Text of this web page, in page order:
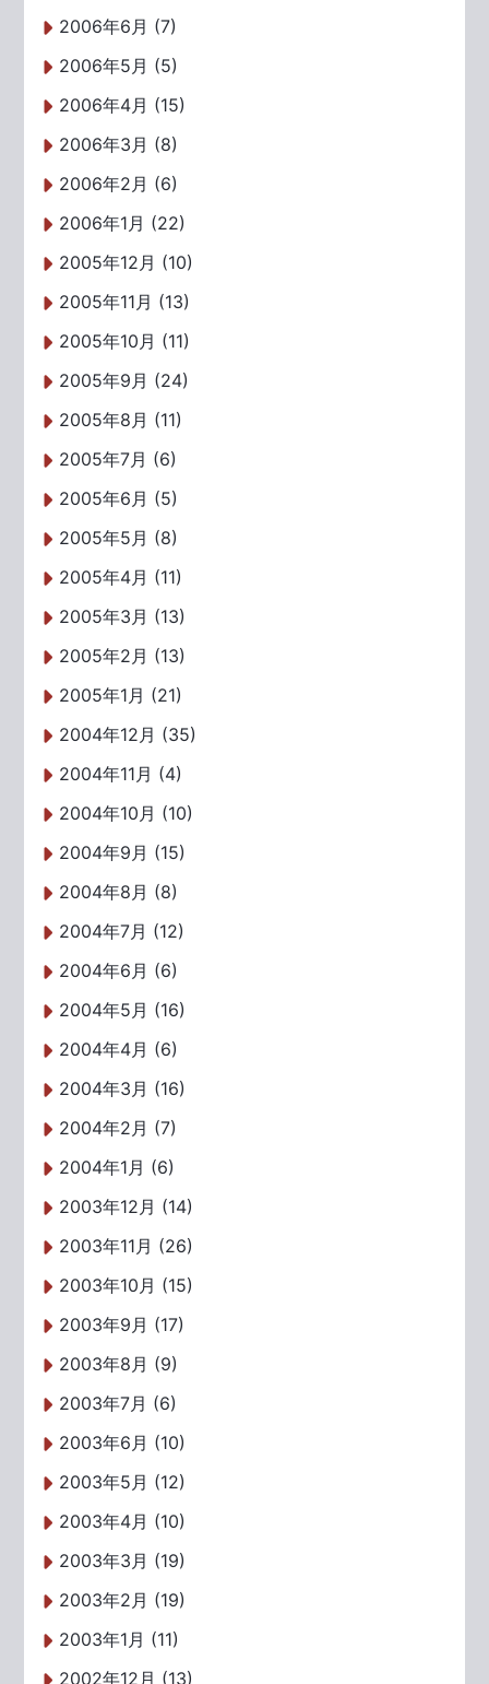
2006年6月 (7)
2006年5月 (5)
2006年4月 (15)
2006年3月 (8)
2006年2月 (6)
2006年1月 (22)
2005年12月 (10)
2005年11月 (13)
2005年10月 (11)
2005年9月 (24)
2005年8月 (11)
2005年7月 (6)
2005年6月 (5)
2005年5月 (8)
2005年4月 (11)
2005年3月 (13)
2005年2月 (13)
2005年1月 (21)
2004年12月 (35)
2004年11月 (4)
2004年10月 (10)
2004年9月 (15)
2004年8月 (8)
2004年7月 (12)
2004年6月 (6)
2004年5月 (16)
2004年4月 (6)
2004年3月 (16)
2004年2月 (7)
2004年1月 (6)
2003年12月 (14)
2003年11月 (26)
2003年10月 (15)
2003年9月 (17)
2003年8月 (9)
2003年7月 (6)
2003年6月 (10)
2003年5月 (12)
2003年4月 (10)
2003年3月 (19)
2003年2月 (19)
2003年1月 (11)
2002年12月 (13)